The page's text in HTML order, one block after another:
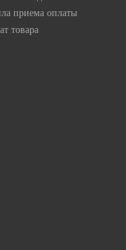
приема оплаты
товара